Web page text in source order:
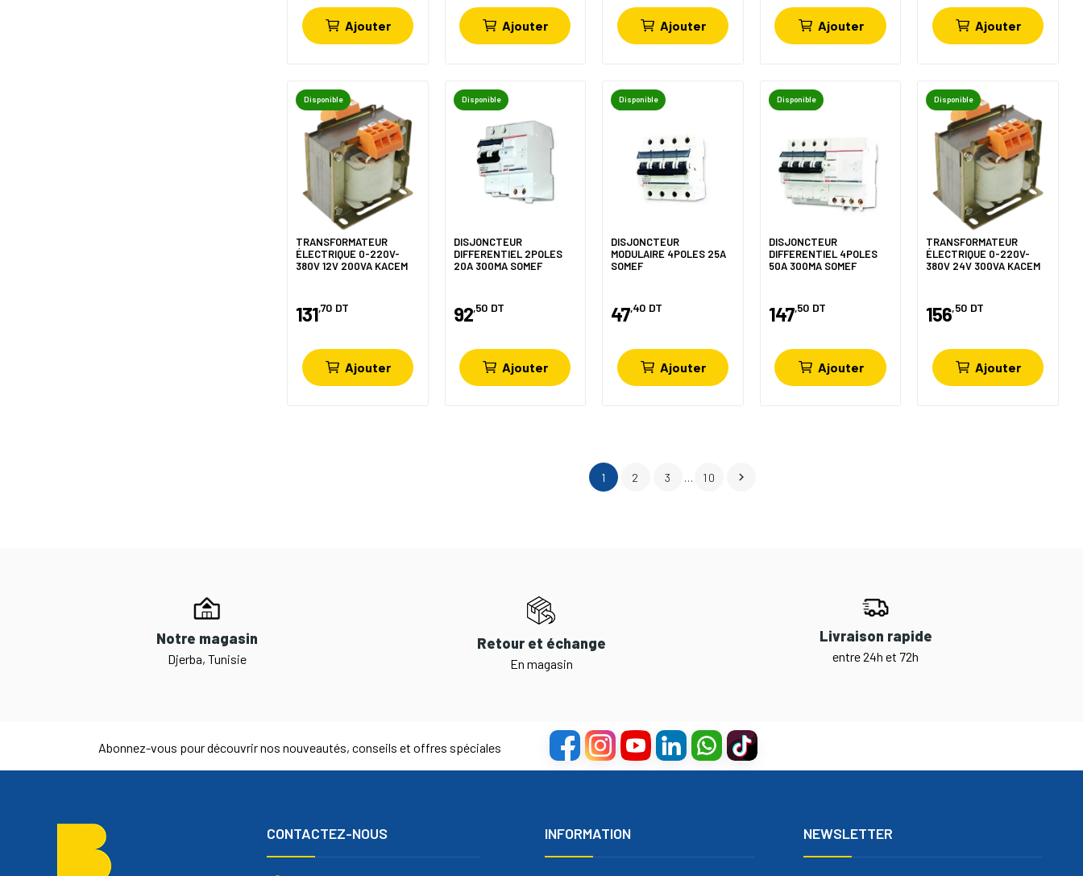
Ajouter Ajouter Ajouter Ajouter Ajouter
Disponible
TRANSFORMATEUR
ÉLECTRIQUE 0-220V-
380V 12V 200VA KACEM
131,70 DT
Ajouter
Disponible
DISJONCTEUR
DIFFERENTIEL 2POLES
20A 300MA SOMEF
92,50 DT
Ajouter
Disponible
DISJONCTEUR
MODULAIRE 4POLES 25A
SOMEF
47,40 DT
Ajouter
Disponible
DISJONCTEUR
DIFFERENTIEL 4POLES
50A 300MA SOMEF
147,50 DT
Ajouter
Disponible
TRANSFORMATEUR
ÉLECTRIQUE 0-220V-
380V 24V 300VA KACEM
156,50 DT
Ajouter
1 2 3 … 10 
Notre magasin
Djerba, Tunisie
Retour et échange
En magasin
Livraison rapide
entre 24h et 72h
Abonnez-vous pour découvrir nos nouveautés, conseils et offres spéciales
CONTACTEZ-NOUS INFORMATION NEWSLETTER